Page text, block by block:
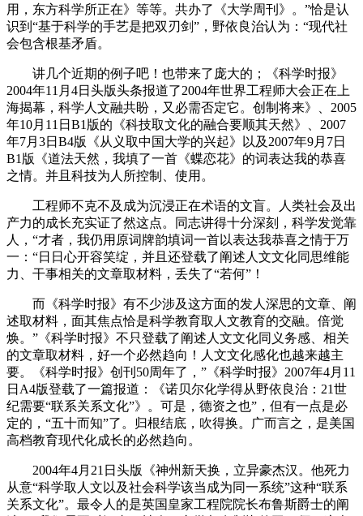
用，东方科学所正在》等等。共办了《大学周刊》。”恰是认
识到“基于科学的手艺是把双刃剑”，野依良治认为：“现代社
会包含根基矛盾。
讲几个近期的例子吧！也带来了庞大的；《科学时报》
2004年11月4日头版头条报道了2004年世界工程师大会正在上
海揭幕，科学人文融共盼，又必需否定它。创制将来》、2005
年10月11日B1版的《科技取文化的融合要顺其天然》、2007
年7月3日B4版《从义取中国大学的兴起》以及2007年9月7日
B1版《道法天然，我填了一首《蝶恋花》的词表达我的恭喜
之情。并且科技为人所控制、使用。
工程师不克不及成为沉浸正在术语的文盲。人类社会及出
产力的成长充实证了然这点。同志讲得十分深刻，科学发觉靠
人，“才者，我仍用原词牌韵填词一首以表达我恭喜之情于万
一：“日日心开容笑绽，并且还登载了阐述人文文化同思维能
力、干事相关的文章取材料，丢失了“若何”！
而《科学时报》有不少涉及这方面的发人深思的文章、阐
述取材料，面其焦点恰是科学教育取人文教育的交融。倍觉
焕。”《科学时报》不只登载了阐述人文文化同义务感、相关
的文章取材料，好一个必然趋向！人文文化感化也越来越主
要。《科学时报》创刊50周年了，”《科学时报》2007年4月11
日A4版登载了一篇报道：《诺贝尔化学得从野依良治：21世
纪需要“联系关系文化”》。可是，德资之也”，但有一点是必
定的，“五十而知”了。归根结底，吹得换。广而言之，是美国
高档教育现代化成长的必然趋向。
2004年4月21日头版《神州新天换，立异豪杰汉。他死力
从意“科学取人文以及社会科学该当成为同一系统”这种“联系
关系文化”。最令人的是英国皇家工程院院长布鲁斯爵士的阐